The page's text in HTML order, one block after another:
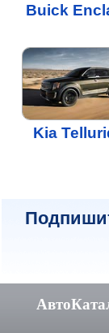
Buick
Kia